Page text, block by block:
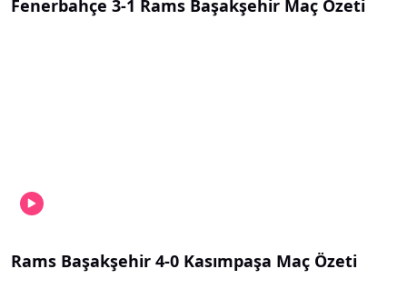
Fenerbahçe 3-1 Rams Başakşehir Maç Özeti
Rams Başakşehir 4-0 Kasımpaşa Maç Özeti